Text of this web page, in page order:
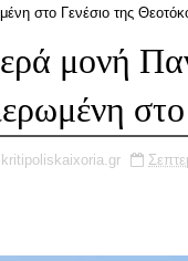
στο Γενέσιο της
μονή